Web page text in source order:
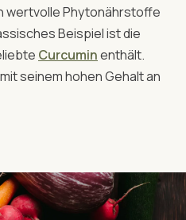
wertvolle Phytonährstoffe
Beispiel ist die
Curcuminenthält.
seinem hohen Gehalt an